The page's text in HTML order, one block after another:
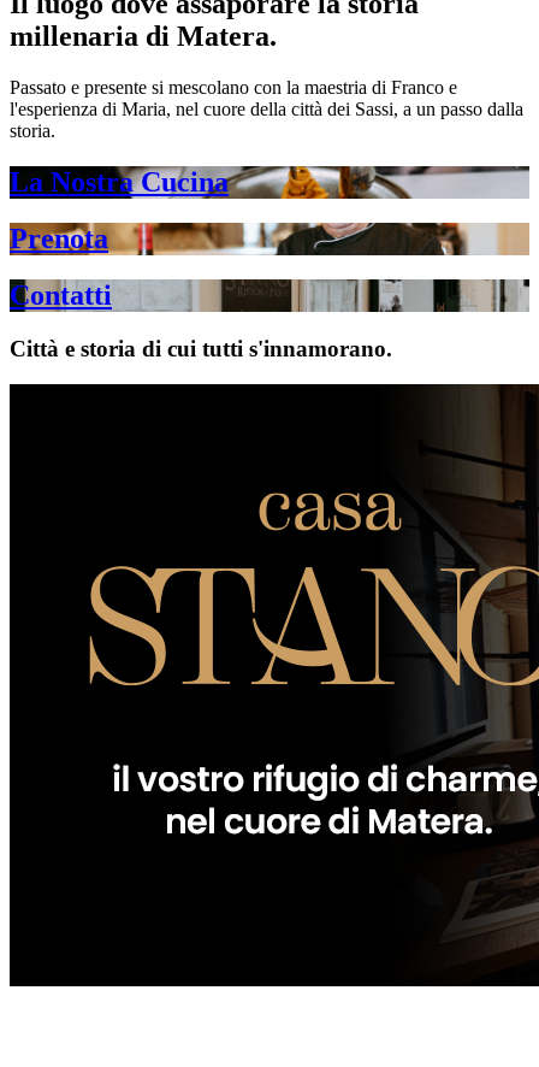
millenaria di Matera.
Passato e presente si mescolano con la maestria di Franco e
l'esperienza di Maria, nel cuore della città dei Sassi, a un passo dalla
storia.
La Nostra Cucina
Prenota
Contatti
Città e storia di cui tutti s'innamorano.